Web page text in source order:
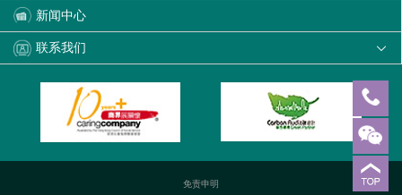
新闻中心
联系我们 
免责申明